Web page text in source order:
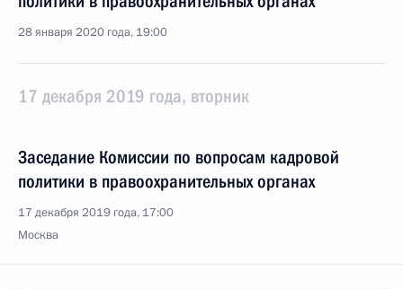
28 января 2020 года, 19:00
17 декабря 2019 года, вторник
Заседание Комиссии по вопросам кадровой
политики в правоохранительных органах
17 декабря 2019 года, 17:00
Москва